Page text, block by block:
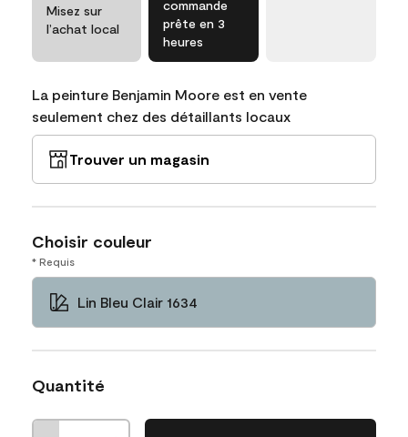
Misez sur
l’achat local
commande
prête en 3
heures
La peinture Benjamin Moore est en vente
seulement chez des détaillants locaux
Trouver un magasin
Choisir couleur
* Requis
Lin Bleu Clair 1634
Quantité